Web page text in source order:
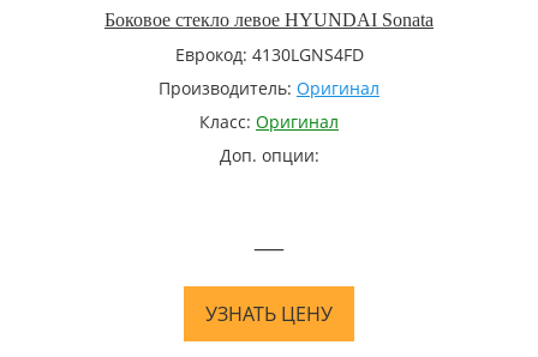
Боковое стекло левое HYUNDAI Sonata
Еврокод: 4130LGNS4FD
Производитель: Оригинал
Класс: Оригинал
Доп. опции:
—
УЗНАТЬ ЦЕНУ